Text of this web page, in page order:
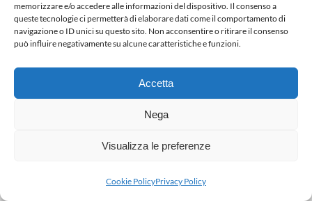
memorizzare e/o accedere alle informazioni del dispositivo. Il consenso a
queste tecnologie ci permetterà di elaborare dati come il comportamento di
navigazione o ID unici su questo sito. Non acconsentire o ritirare il consenso
può influire negativamente su alcune caratteristiche e funzioni.
Accetta
Nega
Visualizza le preferenze
Cookie PolicyPrivacy Policy